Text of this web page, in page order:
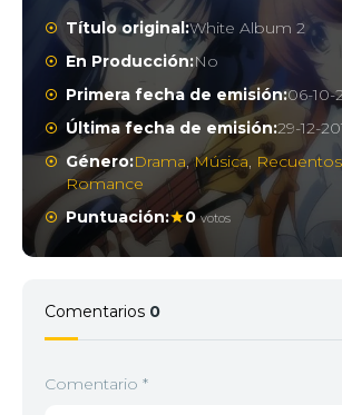
Título original:White Album 2
En Producción:No
Primera fecha de emisión:06-10-
Última fecha de emisión:29-12-
Género:Drama,Música,
Romance
Puntuación:
0 votos
Comentarios 0
Comentario *